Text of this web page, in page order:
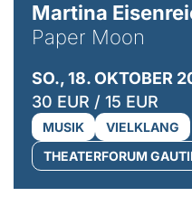
Martina
Paper Moon
SO., 18. OKTOBER
30 EUR / 15 EUR
MUSIK
VIELKLANG
THEATERFORUM